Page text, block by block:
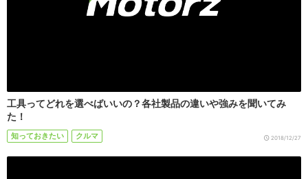
工具ってどれを選べばいいの？各社製品の違いや強みを聞いてみ
た！
知っておきたい クルマ 2018/12/27